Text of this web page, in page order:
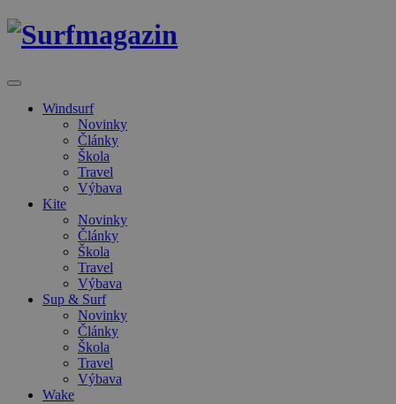
Windsurf
Novinky
Články
Škola
Travel
Výbava
Kite
Novinky
Články
Škola
Travel
Výbava
Sup & Surf
Novinky
Články
Škola
Travel
Výbava
Wake